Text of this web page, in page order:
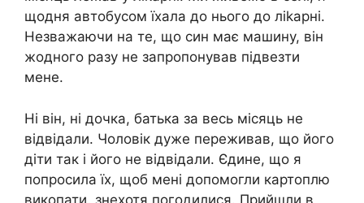
щодня автобусом їхала до нього до ліkарні.
Незважаючи на те, що син має машину, він
жодного разу не запропонував підвезти
мене.
Ні він, ні дочка, батька за весь місяць не
відвідали. Чоловік дуже переживав, що його
діти так і його не відвідали. Єдине, що я
попросила їх, щоб мені допомогли картоплю
викопати, знехотя погодилися. Прийшли в